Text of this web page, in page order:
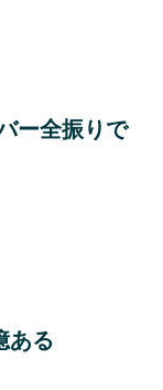
ー全振りで
ある